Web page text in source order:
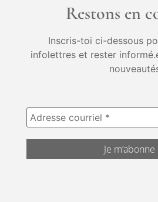
Restons en
Inscris-toi ci-dessous
infolettres et rester